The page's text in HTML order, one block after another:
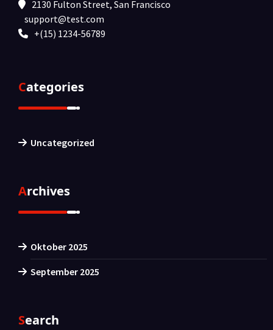
2130 Fulton Street, San Francisco
support@test.com
+(15) 1234-56789
Categories
Uncategorized
Archives
Oktober 2025
September 2025
Search